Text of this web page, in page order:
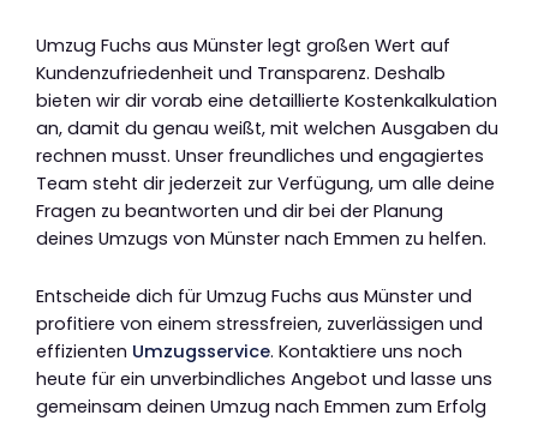
Umzug Fuchs aus Münster legt großen Wert auf
Kundenzufriedenheit und Transparenz. Deshalb
bieten wir dir vorab eine detaillierte Kostenkalkulation
an, damit du genau weißt, mit welchen Ausgaben du
rechnen musst. Unser freundliches und engagiertes
Team steht dir jederzeit zur Verfügung, um alle deine
Fragen zu beantworten und dir bei der Planung
deines Umzugs von Münster nach Emmen zu helfen.
Entscheide dich für Umzug Fuchs aus Münster und
profitiere von einem stressfreien, zuverlässigen und
effizienten Umzugsservice. Kontaktiere uns noch
heute für ein unverbindliches Angebot und lasse uns
gemeinsam deinen Umzug nach Emmen zum Erfolg